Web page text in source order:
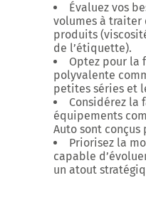
Évaluez vos
volumes à traiter
produits
de l’étiquette).
Optez pour la
polyvalente
petites séries et
Considérez la
équipements
Auto sont
Priorisez la
capable
un atout